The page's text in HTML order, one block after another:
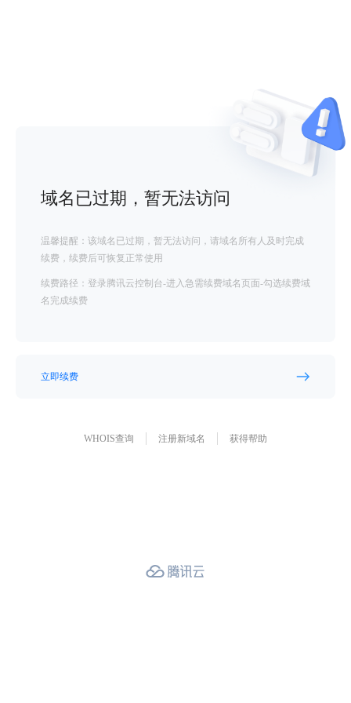
域名已过期，暂无法访问
温馨提醒：该域名已过期，暂无法访问，请域名所有人及时完成
续费，续费后可恢复正常使用
续费路径：登录腾讯云控制台-进入急需续费域名页面-勾选续费域
名完成续费
立即续费
WHOIS查询 注册新域名 获得帮助